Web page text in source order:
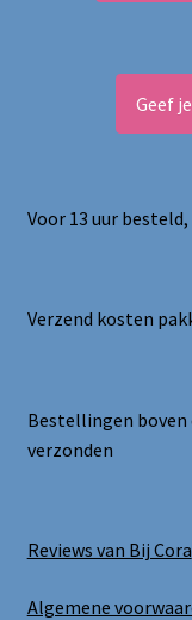
Geef
Voor 13 uur
Verzend kosten
Bestellingen boven
verzonden
Reviews van Bij Cora
Algemene